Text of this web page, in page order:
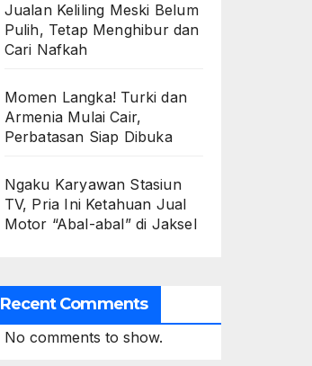
Jualan Keliling Meski Belum
Pulih, Tetap Menghibur dan
Cari Nafkah
Momen Langka! Turki dan
Armenia Mulai Cair,
Perbatasan Siap Dibuka
Ngaku Karyawan Stasiun
TV, Pria Ini Ketahuan Jual
Motor “Abal-abal” di Jaksel
Recent Comments
No comments to show.